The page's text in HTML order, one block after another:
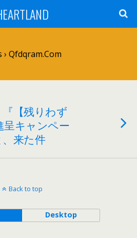
› Qfdqram.com
『【残りわず
キャンペー
来た件
Back to top
Desktop